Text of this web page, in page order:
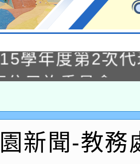
學年度第1次
考甄選結果公
學年度第2次
甄選結果公告(
住民族委員會
府115年70歲以
康講座「吃得安
學年度第2次
新聞-教務